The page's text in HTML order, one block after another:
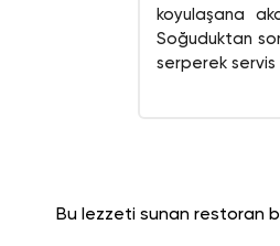
koyulaşana
Soğuduktan
serperek servis
Bu lezzeti sunan restoran